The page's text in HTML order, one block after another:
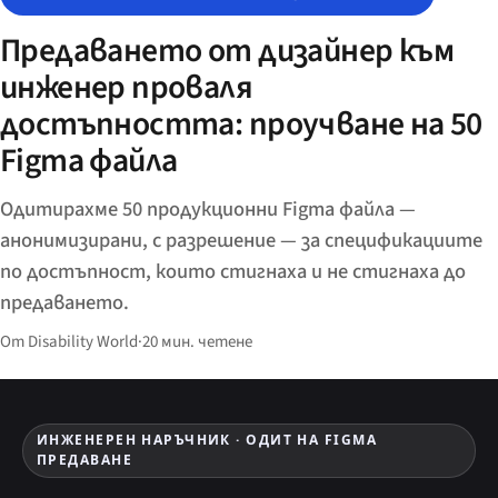
Предаването от дизайнер към
инженер проваля
достъпността: проучване на 50
Figma файла
Одитирахме 50 продукционни Figma файла —
анонимизирани, с разрешение — за спецификациите
по достъпност, които стигнаха и не стигнаха до
предаването.
От Disability World·20 мин. четене
ИНЖЕНЕРЕН НАРЪЧНИК · ОДИТ НА FIGMA
ПРЕДАВАНЕ